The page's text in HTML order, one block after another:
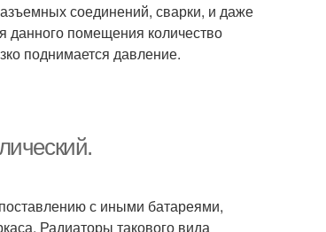
соединений, сварки, и даже
данного помещения количество
поднимается давление.
с иными батареями,
Радиаторы такового вида